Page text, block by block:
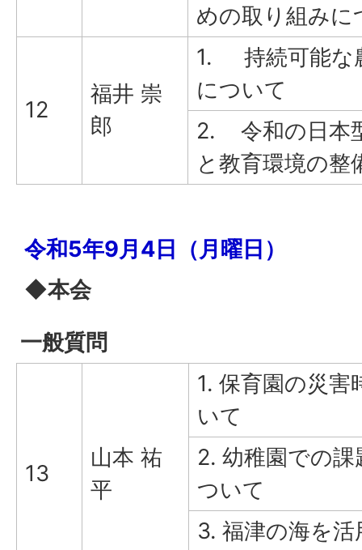
めの取り組みに
12
福井 崇
郎
1. 持続可能な
について
2. 令和の日本
と教育環境の整
令和5年9月4日（月曜日）
◆本会
一般質問
13
山本 祐
平
1. 保育園の災害
いて
2. 幼稚園での
ついて
3. 福津の海を